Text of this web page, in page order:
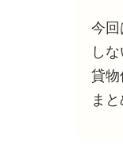
今回
し
貸物
まと